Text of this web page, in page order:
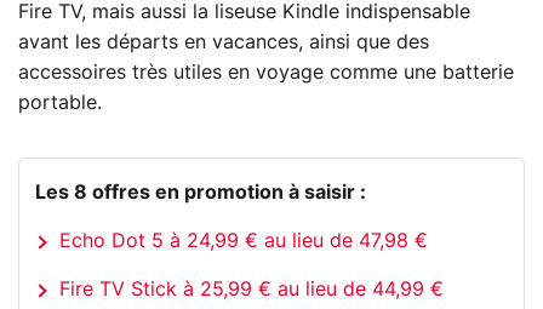
Fire TV, mais aussi la liseuse Kindle indispensable
avant les départs en vacances, ainsi que des
accessoires très utiles en voyage comme une batterie
portable.
Les 8 offres en promotion à saisir :
Echo Dot 5 à 24,99 € au lieu de 47,98 €
Fire TV Stick à 25,99 € au lieu de 44,99 €